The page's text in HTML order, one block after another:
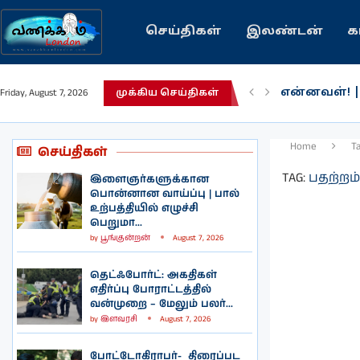
செய்திகள் இலண்டன்
Friday, August 7, 2026 முக்கிய செய்திகள்
என்னவள்! |
செய்திகள்
இளைஞர்களுக்கான
பொன்னான வாய்ப்பு | பால்
உற்பத்தியில் எழுச்சி
பெறுமா...
by பூங்குன்றன் August 7, 2026
தெட்ஃபோர்ட்: அகதிகள்
எதிர்ப்பு போராட்டத்தில்
வன்முறை – மேலும் பலர்...
by இளவரசி August 7, 2026
போட்டோகிராபர்- ‌ திரைப்பட
Home
TAG: பதற்றம்